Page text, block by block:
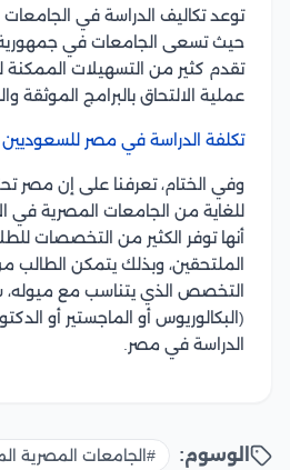
توعد تكاليف الدراسة في الجامعات
حيث تسعى الجامعات في جمهورية
تقدم كثير من التسهيلات الممكنة
عملية الالتحاق بالبرامج الموثقة
تكلفة الدراسة في مصر للسعوديين
وفي الختام، تعرفنا على إن مصر
للغاية من الجامعات المصرية في
أنها توفر الكثير من التخصصات
الملتحقين، وبذلك يتمكن الطالب
التخصص الذي يتناسب مع
(البكالوريوس أو الماجستير أو
الدراسة في مصر.
الوسوم: #الجامعات المصرية